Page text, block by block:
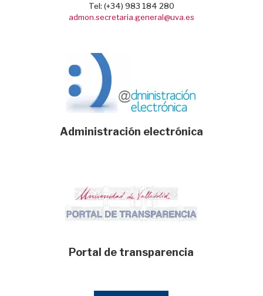
Tel: (+34) 983 184 280
admon.secretaria.general@uva.es
Administración electrónica
Portal de transparencia